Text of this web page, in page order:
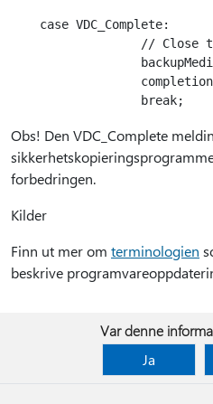
case VDC_Complete:
// Close
Obs! Den VDC_Complete
forbedringen.
Kilder
Finn ut mer om terminologien
beskrive
Var denne
Ja